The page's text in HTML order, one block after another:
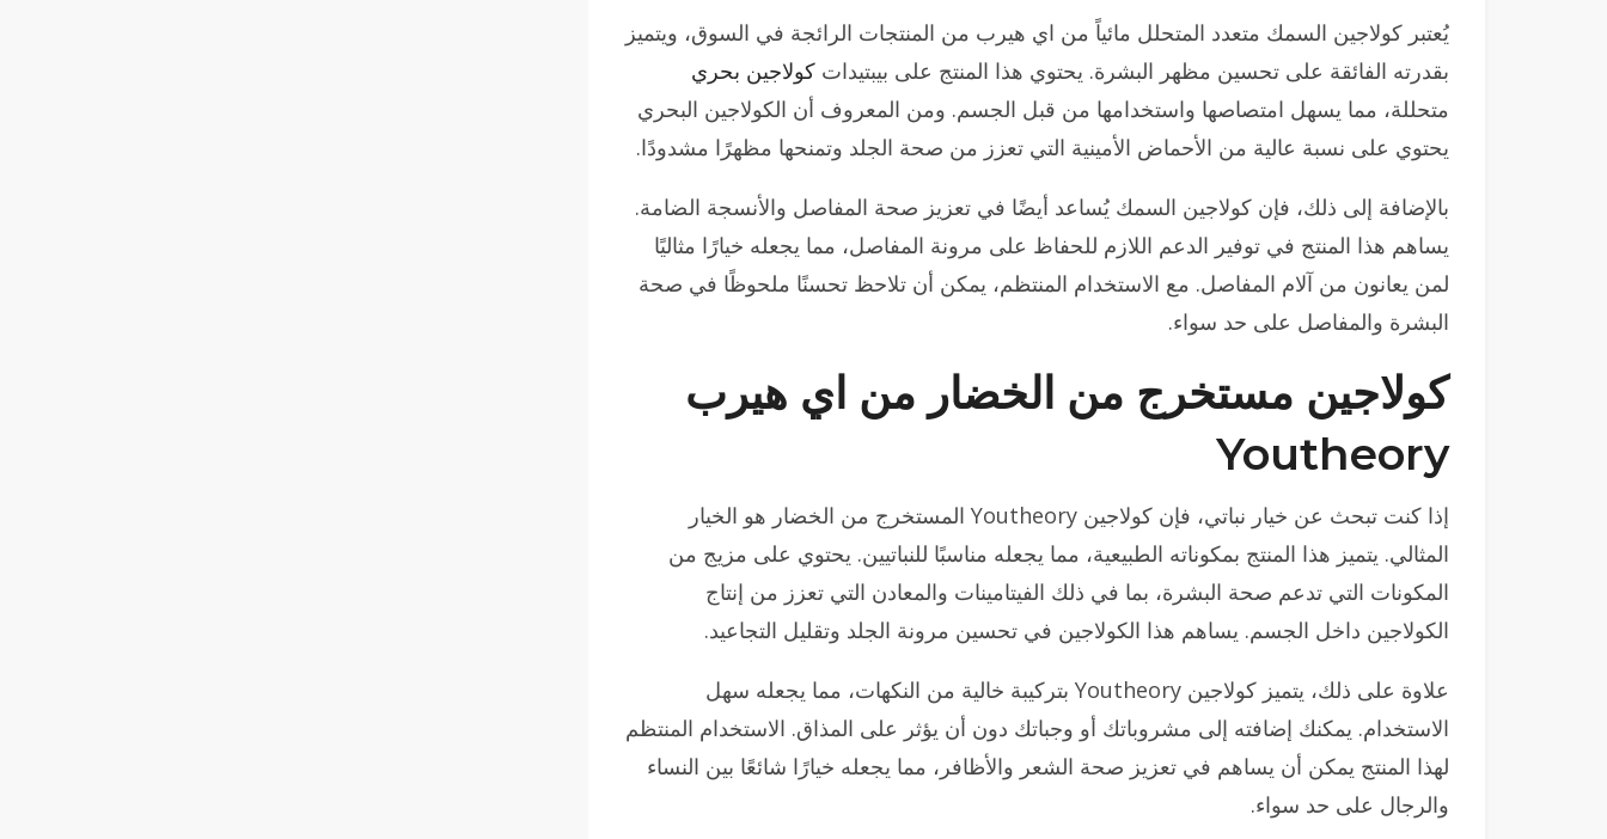
يُعتبر كولاجين السمك متعدد المتحلل مائياً من اي هيرب من المنتجات الرائجة في السوق، ويتميز
بقدرته الفائقة على تحسين مظهر البشرة. يحتوي هذا المنتج على بيبتيدات كولاجين بحري
متحللة، مما يسهل امتصاصها واستخدامها من قبل الجسم. ومن المعروف أن الكولاجين البحري
يحتوي على نسبة عالية من الأحماض الأمينية التي تعزز من صحة الجلد وتمنحها مظهرًا مشدودًا.
بالإضافة إلى ذلك، فإن كولاجين السمك يُساعد أيضًا في تعزيز صحة المفاصل والأنسجة الضامة.
يساهم هذا المنتج في توفير الدعم اللازم للحفاظ على مرونة المفاصل، مما يجعله خيارًا مثاليًا
لمن يعانون من آلام المفاصل. مع الاستخدام المنتظم، يمكن أن تلاحظ تحسنًا ملحوظًا في صحة
البشرة والمفاصل على حد سواء.
كولاجين مستخرج من الخضار من اي هيرب
Youtheory
إذا كنت تبحث عن خيار نباتي، فإن كولاجين Youtheory المستخرج من الخضار هو الخيار
المثالي. يتميز هذا المنتج بمكوناته الطبيعية، مما يجعله مناسبًا للنباتيين. يحتوي على مزيج من
المكونات التي تدعم صحة البشرة، بما في ذلك الفيتامينات والمعادن التي تعزز من إنتاج
الكولاجين داخل الجسم. يساهم هذا الكولاجين في تحسين مرونة الجلد وتقليل التجاعيد.
علاوة على ذلك، يتميز كولاجين Youtheory بتركيبة خالية من النكهات، مما يجعله سهل
الاستخدام. يمكنك إضافته إلى مشروباتك أو وجباتك دون أن يؤثر على المذاق. الاستخدام المنتظم
لهذا المنتج يمكن أن يساهم في تعزيز صحة الشعر والأظافر، مما يجعله خيارًا شائعًا بين النساء
والرجال على حد سواء.